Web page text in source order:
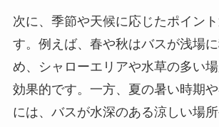
次に、季節や天候に応じたポイン
す。例えば、春や秋はバスが浅場
め、シャローエリアや水草の多い
効果的です。一方、夏の暑い時期
には、バスが水深のある涼しい場